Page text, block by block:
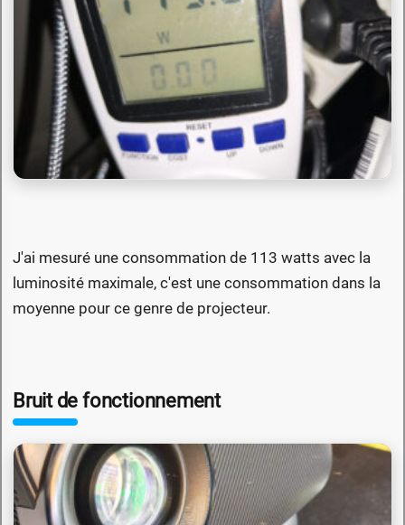
J'ai mesuré une consommation de 113 watts avec la
luminosité maximale, c'est une consommation dans la
moyenne pour ce genre de projecteur.
Bruit de fonctionnement